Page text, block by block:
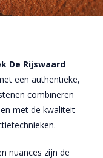
De Rijswaard
een authentieke,
combineren
met de kwaliteit
nuances zijn de